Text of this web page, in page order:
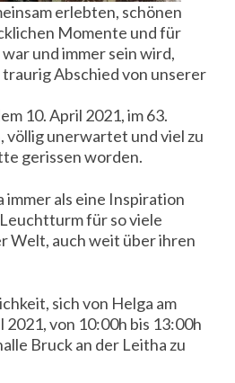
erlebten, schönen
Momente und für
und immer sein wird,
Abschied von unserer
10. April 2021, im 63.
völlig unerwartet und viel zu
gerissen worden.
immer als eine Inspiration
für so viele
Welt, auch weit über ihren
sich von Helga am
2021, von 10:00h bis 13:00h
Bruck an der Leitha zu